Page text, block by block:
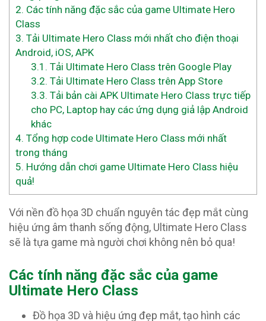
2. Các tính năng đặc sắc của game Ultimate Hero
Class
3. Tải Ultimate Hero Class mới nhất cho điện thoại
Android, iOS, APK
3.1. Tải Ultimate Hero Class trên Google Play
3.2. Tải Ultimate Hero Class trên App Store
3.3. Tải bản cài APK Ultimate Hero Class trực tiếp
cho PC, Laptop hay các ứng dụng giả lập Android
khác
4. Tổng hợp code Ultimate Hero Class mới nhất
trong tháng
5. Hướng dẫn chơi game Ultimate Hero Class hiệu
quả!
Với nền đồ họa 3D chuẩn nguyên tác đẹp mắt cùng
hiệu ứng âm thanh sống động, Ultimate Hero Class
sẽ là tựa game mà người chơi không nên bỏ qua!
Các tính năng đặc sắc của game
Ultimate Hero Class
Đồ họa 3D và hiệu ứng đẹp mắt, tạo hình các